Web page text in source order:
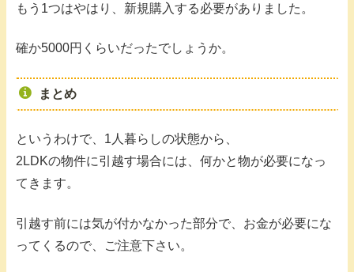
もう1つはやはり、新規購入する必要がありました。
確か5000円くらいだったでしょうか。
まとめ
というわけで、1人暮らしの状態から、
2LDKの物件に引越す場合には、何かと物が必要になっ
てきます。
引越す前には気が付かなかった部分で、お金が必要にな
ってくるので、ご注意下さい。